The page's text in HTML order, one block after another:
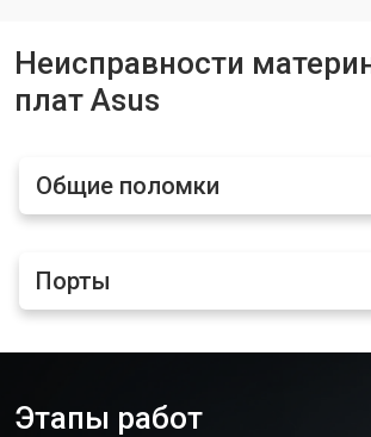
Неисправности
плат Asus
Общие поломки
Порты
Этапы работ